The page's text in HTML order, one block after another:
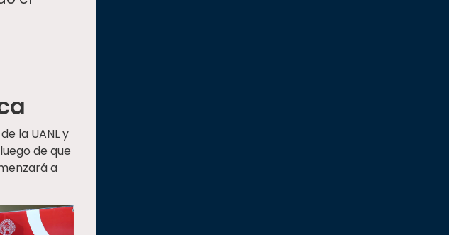
la UANL y
de que
a